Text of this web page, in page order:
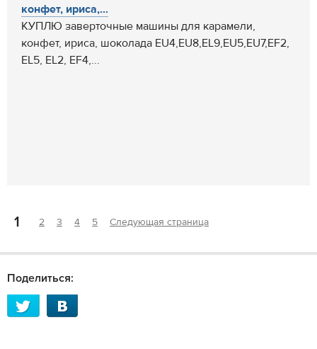
конфет, ириса,...
КУПЛЮ заверточные машины для карамели,
конфет, ириса, шоколада EU4,EU8,EL9,EU5,EU7,EF2,
EL5, EL2, EF4,...
1 2 3 4 5 Следующая страница
Поделиться: